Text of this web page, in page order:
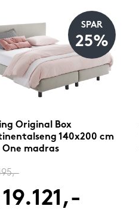
SPAR
25%
Original Box
140x200 cm
One madras
19.121,-